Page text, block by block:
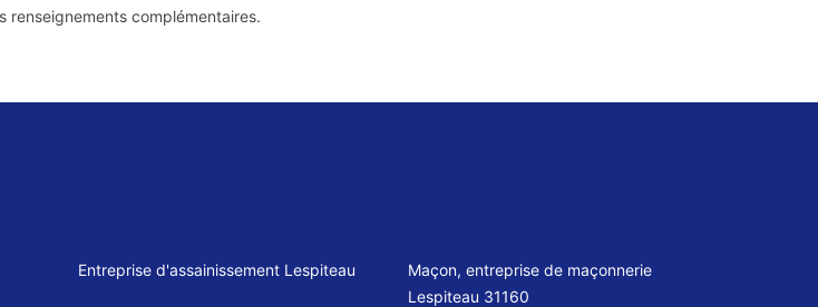
renseignements complémentaires.
Entreprise d'assainissement Lespiteau
Maçon, entreprise de maçonnerie
Lespiteau 31160